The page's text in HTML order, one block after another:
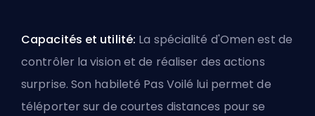
Capacités et utilité: La spécialité d'Omen est de
contrôler la vision et de réaliser des actions
surprise. Son habileté Pas Voilé lui permet de
téléporter sur de courtes distances pour se